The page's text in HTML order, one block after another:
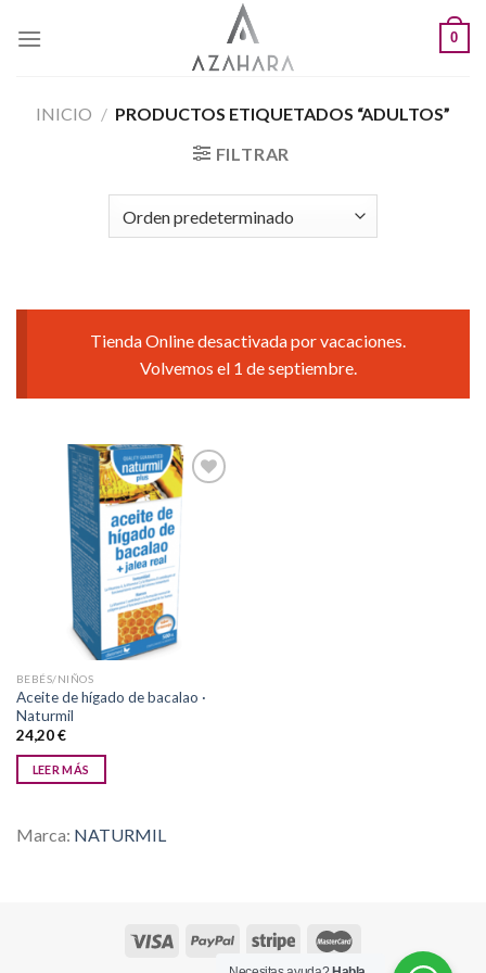
0
INICIO / PRODUCTOS ETIQUETADOS “ADULTOS”
FILTRAR
Tienda Online desactivada por vacaciones.
Volvemos el 1 de septiembre.
BEBÉS/NIÑOS
Aceite de hígado de bacalao ·
Naturmil
24,20€
LEER MÁS
Marca: NATURMIL